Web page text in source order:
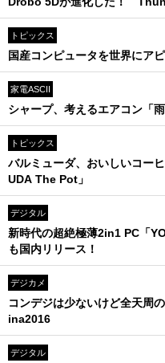
トピックス
国産コンピュータを世界にア
家電ASCII
シャープ、考えるエアコン「
トピックス
バルミューダ、おいしいコー
UDA The Pot」
デジタル
新時代の超絶極薄2in1 PC「
も国内リリース！
デジカメ
コンデジは少ないけど全天周
ina2016
デジタル